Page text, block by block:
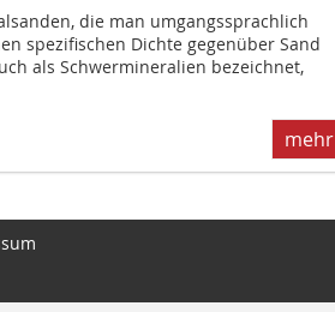
die man umgangssprachlich
spezifischen Dichte gegenüber Sand
als Schwermineralien bezeichnet,
mehr